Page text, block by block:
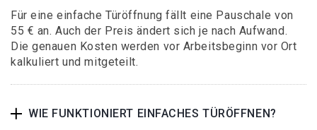
Für eine einfache Türöffnung fällt eine Pauschale von
55 € an. Auch der Preis ändert sich je nach Aufwand.
Die genauen Kosten werden vor Arbeitsbeginn vor Ort
kalkuliert und mitgeteilt.
WIE FUNKTIONIERT EINFACHES TÜRÖFFNEN?